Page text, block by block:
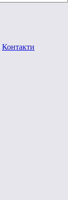
Контакти